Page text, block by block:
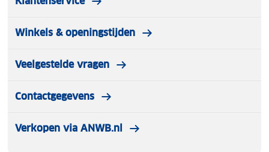
Winkels & openingstijden
Veelgestelde vragen
Contactgegevens
Verkopen via ANWB.nl